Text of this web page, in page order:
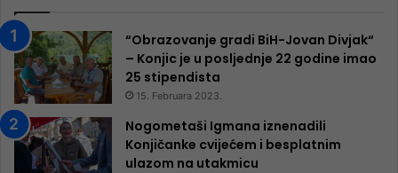
“Obrazovanje gradi BiH-Jovan Divjak“
– Konjic je u posljednje 22 godine imao
25 ​​stipendista
15. Februara 2023.
Nogometaši Igmana iznenadili
Konjičanke cvijećem i besplatnim
ulazom na utakmicu